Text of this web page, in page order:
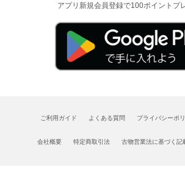
アプリ新規会員登録で100ポイントプ
ご利用ガイド よくある質問 プライバシーポ
会社概要 特定商取引法 古物営業法に基づく記